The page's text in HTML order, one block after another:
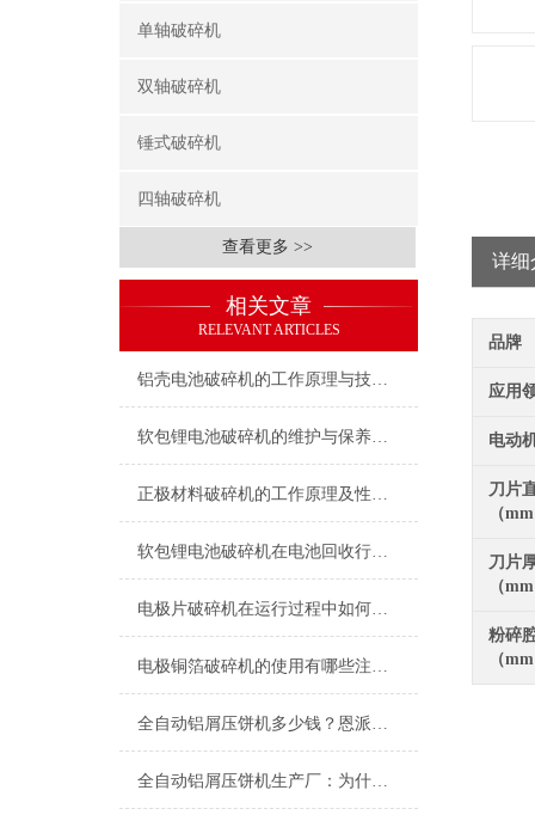
单轴破碎机
双轴破碎机
锤式破碎机
四轴破碎机
查看更多 >>
相关文章
RELEVANT ARTICLES
铝壳电池破碎机的工作原理与技术特点
软包锂电池破碎机的维护与保养指南
正极材料破碎机的工作原理及性能特点
软包锂电池破碎机在电池回收行业中的应用
电极片破碎机在运行过程中如何保证安全？
电极铜箔破碎机的使用有哪些注意事项？
全自动铝屑压饼机多少钱？恩派特品牌为何值得优先考虑？
全自动铝屑压饼机生产厂：为什么恩派特成为行业信赖之选？
详细
品牌
应用
电动
刀片
（
刀片
（
粉碎
（